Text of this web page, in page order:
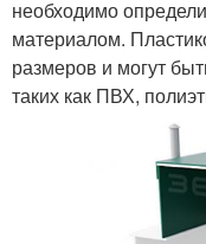
необходимо
материалом.
размеров и могут
таких как ПВХ,